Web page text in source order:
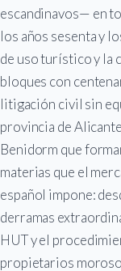
escandinavos— en
los años sesenta y
de uso turístico y la
bloques con
litigación civil sin
provincia de
Benidorm que
materias que el
español impone:
derramas
HUT y el
propietarios